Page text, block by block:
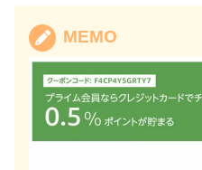
MEMO